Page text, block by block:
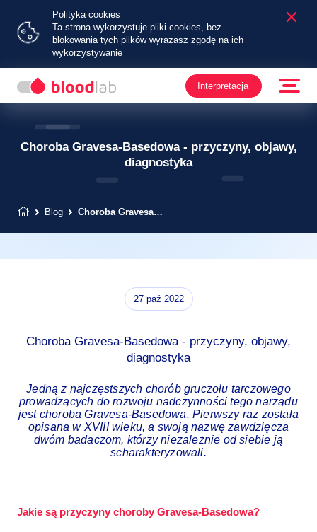
Polityka cookies
Ta strona wykorzystuje pliki cookies, bez
blokowania tych plików wyrażasz zgodę na ich
wykorzystywanie
Interpretacja
Choroba Gravesa-Basedowa - przyczyny, objawy,
diagnostyka
Blog Choroba Gravesa-Basedowa - przyczyny, objawy, diagnostyka
27 paź 2022
Choroba Gravesa-Basedowa - przyczyny, objawy,
diagnostyka
Jedną z najczęstszych chorób gruczołu tarczowego
prowadzących do rozwoju nadczynności tego narządu
jest choroba Gravesa-Basedowa. Pierwszy raz została
opisana w XVIII wieku, a swoją nazwę zawdzięcza
dwóm badaczom, którzy niezależnie od siebie ją
scharakteryzowali.
Jakie są przyczyny choroby Gravesa-Basedowa?